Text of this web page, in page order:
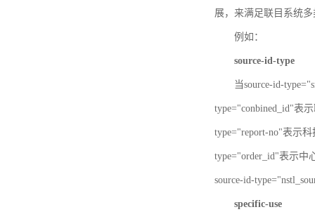
展，来满足联目系统
例如：
source-id-type
当source-id-
type="conbined_id"表
type="report-no"表示
type="order_id"表示中
source-id-
specific-use